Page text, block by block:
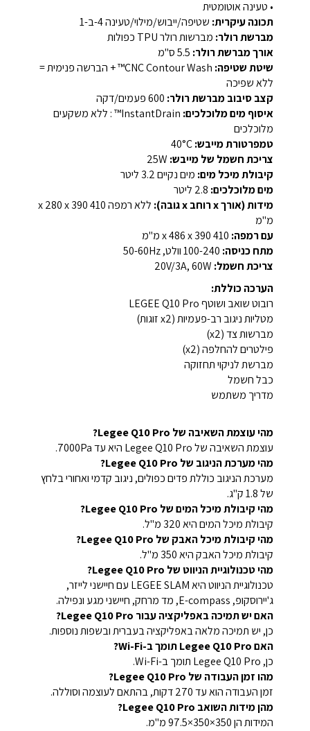
• טעינה אוטומטית
תכונה עיקרית: שטיפה/ייבוש/מילוי/טעינה 4-ב-1
מברשת רולר: מברשות רולר TPU כפולות
אורך מברשת רולר:
שיטת שטיפה:
CNC Contour Wash™ + הברשה פנימית =
ללא שפיכה
קצב סיבוב מברשת רולר:
איסוף מים מלוכלכים:
InstantDrain™ : ללא משקעים
מלוכלכים
טמפרטורת מייבש:
צריכת חשמל של מייבש:
קיבולת מיכל מים: מים נקיים 3.2 ליטר
מים מלוכלכים:
מידות (אורך x רוחב x גובה):
ללא רמפה 410 x 280 x 390
מ"מ
עם רמפה:
מתח כניסה:
צריכת חשמל:
הערכה כוללת:
רובוט שואב ושוטף LEGEE Q10 Pro
מטליות ניגוב רב-פעמיות (x2 זוגות)
מברשות צד (x2)
פילטרים להחלפה (x2)
מברשת לניקוי תחזוקה
כבל חשמל
מדריך משתמש
מהי עוצמת השאיבה של Legee Q10 Pro?
עוצמת השאיבה של Legee Q10 Pro היא עד 7000Pa.
מהי מערכת הניגוב של Legee Q10 Pro?
מערכת הניגוב כוללת פדים כפולים, ניגוב קדמי ואחורי בלחץ
של 1.8 ק"ג.
מהי קיבולת מיכל המים של Legee Q10 Pro?
קיבולת מיכל המים היא 320 מ"ל.
מהי קיבולת מיכל האבק של Legee Q10 Pro?
קיבולת מיכל האבק היא 350 מ"ל.
מהי טכנולוגיית הניווט של Legee Q10 Pro?
טכנולוגיית הניווט היא LEGEE SLAM עם חיישני לייזר,
ג'יירוסקופ, E-compass, מד מרחק, חיישני מגע ונפילה.
האם יש תמיכה באפליקציה עבור Legee Q10 Pro?
כן, יש תמיכה מלאה באפליקציה בעברית ובשפות נוספות.
האם Legee Q10 Pro תומך ב-Wi-Fi?
כן, Legee Q10 Pro תומך ב-Wi-Fi.
מהו זמן העבודה של Legee Q10 Pro?
זמן העבודה הוא עד 270 דקות, בהתאם לעוצמה וסוללה.
מהן מידות השואב Legee Q10 Pro?
המידות הן 350×350×97.5 מ"מ.